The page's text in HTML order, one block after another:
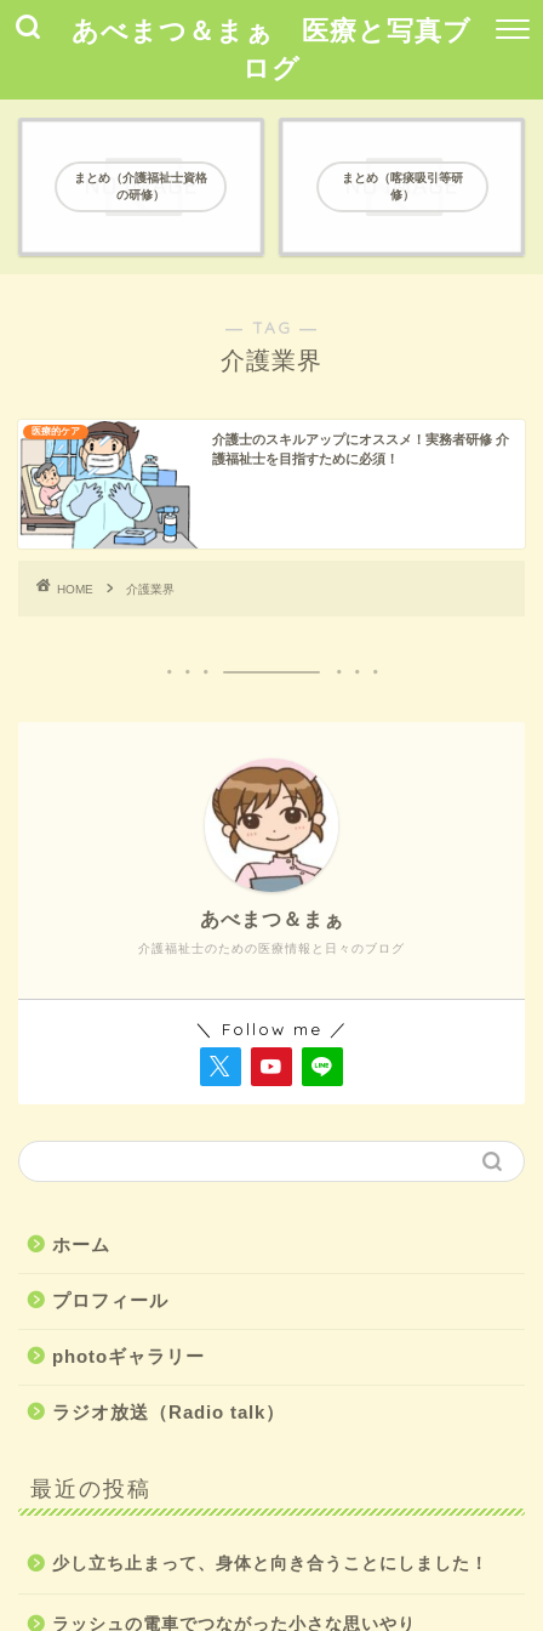
あべまつ＆まぁ 医療と写真ブ
ログ
まとめ（介護福祉士資格
の研修）
まとめ（喀痰吸引等研
修）
― TAG ―
介護業界
医療的ケア
介護士のスキルアップにオススメ！実務者研修 介
護福祉士を目指すために必須！
HOME 介護業界
介護福祉士のための医療情報と日々のブログ
あべまつ＆まぁ
＼ Follow me ／
ホーム
プロフィール
photoギャラリー
ラジオ放送（Radio talk）
最近の投稿
少し立ち止まって、身体と向き合うことにしました！
ラッシュの電車でつながった小さな思いやり